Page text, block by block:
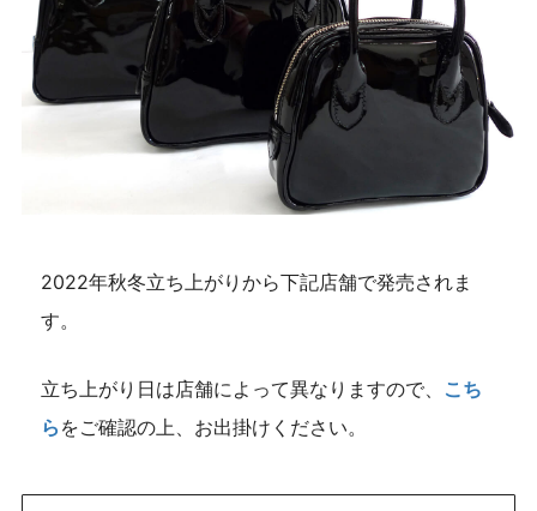
2022年秋冬立ち上がりから下記店舗で発売されま
す。
立ち上がり日は店舗によって異なりますので、 こち
ら をご確認の上、お出掛けください。